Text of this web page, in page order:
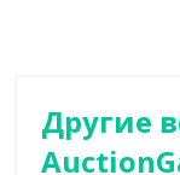
Другие